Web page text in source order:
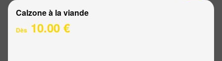
Calzone à la viande
Dès 10.00 €